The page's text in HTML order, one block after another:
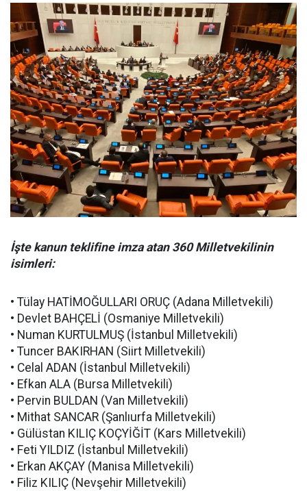
İşte kanun teklifine imza atan 360 Milletvekilinin
isimleri:
• Tülay HATİMOĞULLARI ORUÇ (Adana Milletvekili)
• Devlet BAHÇELİ (Osmaniye Milletvekili)
• Numan KURTULMUŞ (İstanbul Milletvekili)
• Tuncer BAKIRHAN (Siirt Milletvekili)
• Celal ADAN (İstanbul Milletvekili)
• Efkan ALA (Bursa Milletvekili)
• Pervin BULDAN (Van Milletvekili)
• Mithat SANCAR (Şanlıurfa Milletvekili)
• Gülüstan KILIÇ KOÇYİĞİT (Kars Milletvekili)
• Feti YILDIZ (İstanbul Milletvekili)
• Erkan AKÇAY (Manisa Milletvekili)
• Filiz KILIÇ (Nevşehir Milletvekili)